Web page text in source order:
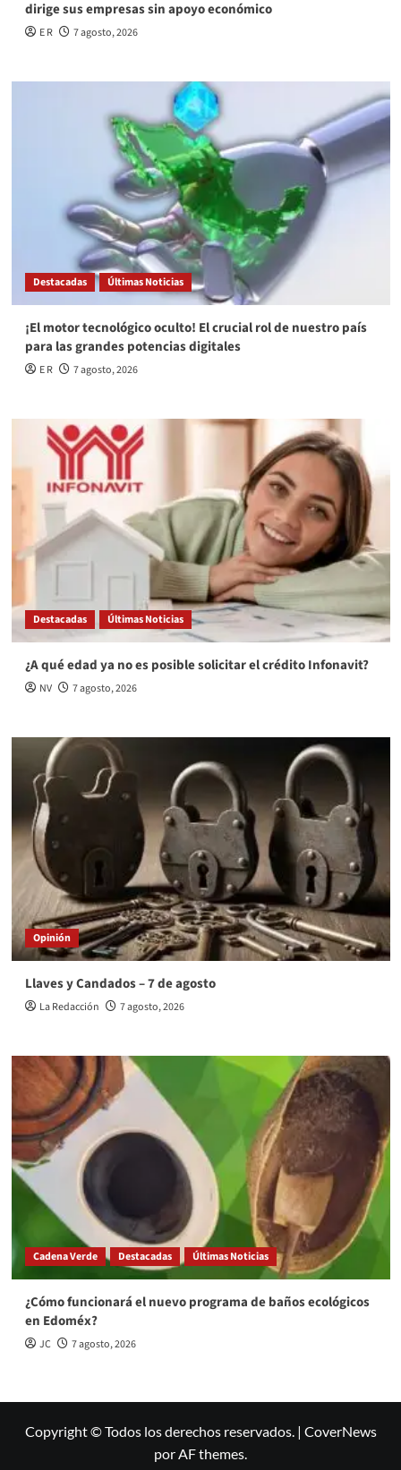
dirige sus empresas sin apoyo económico
E R 7 agosto, 2026
Destacadas Últimas Noticias
¡El motor tecnológico oculto! El crucial rol de nuestro país
para las grandes potencias digitales
E R 7 agosto, 2026
Destacadas Últimas Noticias
¿A qué edad ya no es posible solicitar el crédito Infonavit?
NV 7 agosto, 2026
Opinión
Llaves y Candados – 7 de agosto
La Redacción 7 agosto, 2026
Cadena Verde Destacadas Últimas Noticias
¿Cómo funcionará el nuevo programa de baños ecológicos
en Edoméx?
JC 7 agosto, 2026
Copyright © Todos los derechos reservados. | CoverNews
por AF themes.